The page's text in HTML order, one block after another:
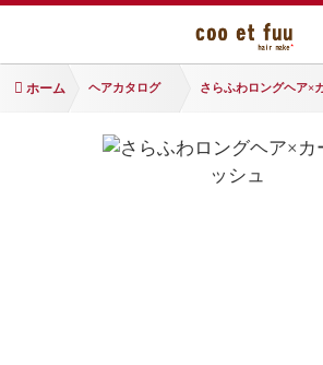
ホーム ヘアカタログ さらふわロングヘア×